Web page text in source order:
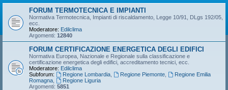
c
FORUM TERMOTECNICA E IMPIANTI
Normativa Termotecnica, Impianti di riscaldamento, Legge 10/91, DLgs 192/05,
ecc.
Moderatore: Edilclima
Argomenti: 12840
FORUM CERTIFICAZIONE ENERGETICA DEGLI EDIFICI
Normativa Europea, Nazionale e Regionale sulla classificazione e
certificazione energetica degli edifici, accreditamento tecnici, ecc.
Moderatore: Edilclima
Subforum:
Regione Lombardia, Regione Piemonte,
Regione Emilia
Romagna
Regione Liguria
Argomenti: 5851